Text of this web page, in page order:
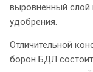
выровненный слой
удобрения.
Отличительной
борон БДЛ